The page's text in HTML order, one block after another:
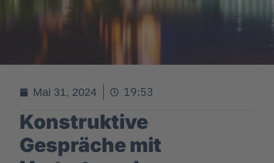
Mai 31, 2024 19:53
Konstruktive
Gespräche mit